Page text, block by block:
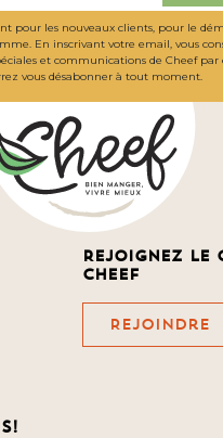
pour les nouveaux clients, pour le
En inscrivant votre email, vous
et communications de Cheef par
vous désabonner à tout moment.
Rejoignez le
cheef
Rejoindre